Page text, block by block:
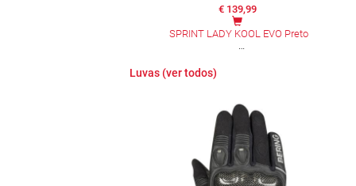
€ 139,99
SPRINT LADY KOOL EVO Preto
Luvas (ver todos)